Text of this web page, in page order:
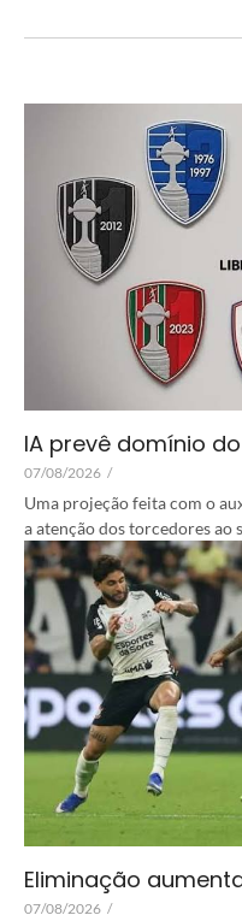
IA prevê domínio
07/08/2026 /
Uma projeção feita com o
a atenção dos torcedores ao
Eliminação
07/08/2026 /